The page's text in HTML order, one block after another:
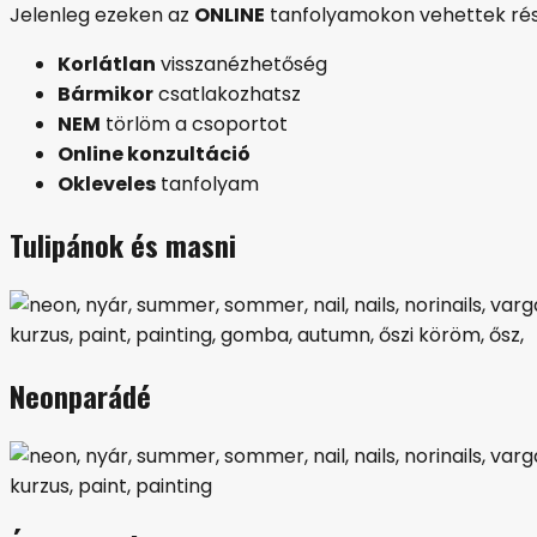
Jelenleg ezeken az ONLINE tanfolyamokon vehettek
Korlátlan visszanézhetőség
Bármikorcsatlakozhatsz
NEM törlöm a csoportot
Online konzultáció
Okleveles tanfolyam
Tulipánok és masni
Neonparádé